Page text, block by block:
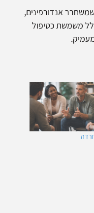
אנדורפינים,
משמשת כטיפול